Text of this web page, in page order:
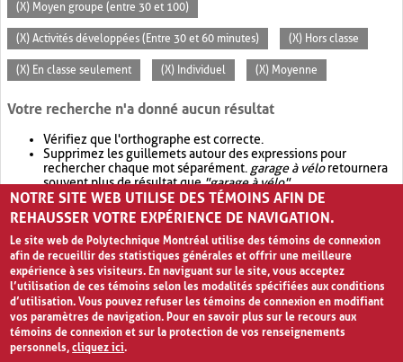
(X) Moyen groupe (entre 30 et 100)
(X) Activités développées (Entre 30 et 60 minutes) (X) Hors classe
(X) En classe seulement (X) Individuel (X) Moyenne
Votre recherche n'a donné aucun résultat
Vérifiez que l'orthographe est correcte.
Supprimez les guillemets autour des expressions pour
rechercher chaque mot séparément. garage à véloretournera
souvent plus de résultat que"garage à vélo".
Envisagez d'élargir votre recherche avec OR.garage OR vélo
retournera souvent plus de résultat quegarage à vélo
NOTRE SITE WEB UTILISE DES TÉMOINS AFIN DE
REHAUSSER VOTRE EXPÉRIENCE DE NAVIGATION.
Le site web de Polytechnique Montréal utilise des témoins de connexion
afin de recueillir des statistiques générales et offrir une meilleure
expérience à ses visiteurs. En naviguant sur le site, vous acceptez
l’utilisation de ces témoins selon les modalités spécifiées aux conditions
d’utilisation. Vous pouvez refuser les témoins de connexion en modifiant
vos paramètres de navigation. Pour en savoir plus sur le recours aux
témoins de connexion et sur la protection de vos renseignements
personnels,cliquez ici.